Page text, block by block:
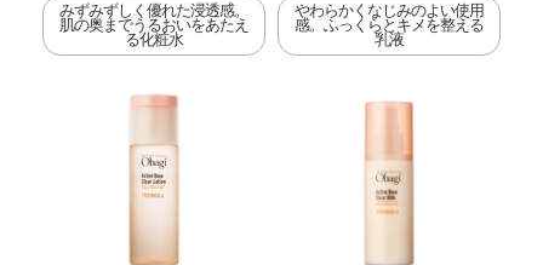
みずみずしく優れた浸透感。
肌の奥までうるおいをあたえ
る化粧水
やわらかくなじみのよい使用
感。ふっくらとキメを整える
乳液